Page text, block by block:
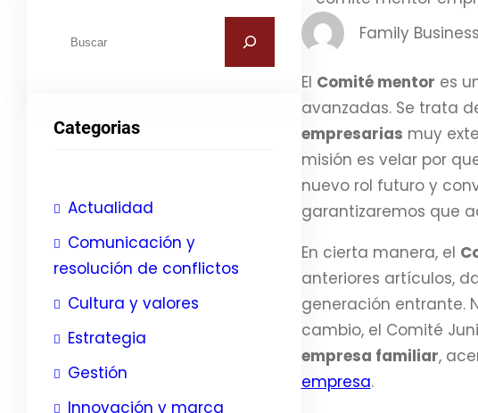
a
Categorias
Actualidad
Comunicación y
resolución de conflictos
Cultura y valores
Estrategia
Gestión
Innovación y marca
Family
El Comité mentor es
avanzadas. Se trata
empresarias muy
misión es velar por
nuevo rol futuro y
garantizaremos que
En cierta manera, el
anteriores artículos,
generación entrante.
cambio, el Comité
empresa familiar,
empresa.